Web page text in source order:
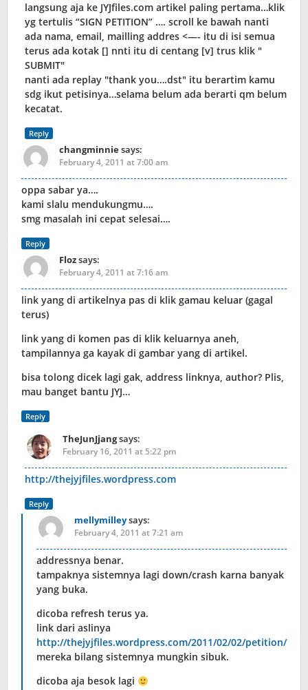
langsung aja ke JYJfiles.com artikel paling pertama…klik
yg tertulis “SIGN PETITION” …. scroll ke bawah nanti
ada nama, email, mailling addres <—- itu di isi semua
terus ada kotak [] nnti itu di centang [v] trus klik "
SUBMIT"
nanti ada replay "thank you….dst" itu berartim kamu
sdg ikut petisinya…selama belum ada berarti qm belum
kecatat.
Reply
changminniesays:
February 4, 2011 at 7:00 am
oppa sabar ya….
kami slalu mendukungmu….
smg masalah ini cepat selesai….
Reply
Flozsays:
February 4, 2011 at 7:16 am
link yang di artikelnya pas di klik gamau keluar (gagal
terus)
link yang di komen pas di klik keluarnya aneh,
tampilannya ga kayak di gambar yang di artikel.
bisa tolong dicek lagi gak, address linknya, author? Plis,
mau banget bantu JYJ…
Reply
TheJunJjangsays:
February 16, 2011 at 5:22 pm
http://thejyjfiles.wordpress.com
Reply
mellymilleysays:
February 4, 2011 at 7:21 am
addressnya benar.
tampaknya sistemnya lagi down/crash karna banyak
yang buka.
dicoba refresh terus ya.
link dari aslinya
http://thejyjfiles.wordpress.com/2011/02/02/petition/
mereka bilang sistemnya mungkin sibuk.
dicoba aja besok lagi